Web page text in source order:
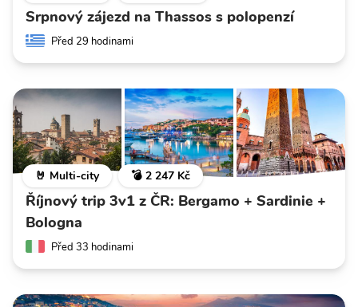
Srpnový zájezd na Thassos s polopenzí
Před 29 hodinami
🤘 Multi-city 💣 2 247 Kč
Říjnový trip 3v1 z ČR: Bergamo + Sardinie +
Bologna
Před 33 hodinami